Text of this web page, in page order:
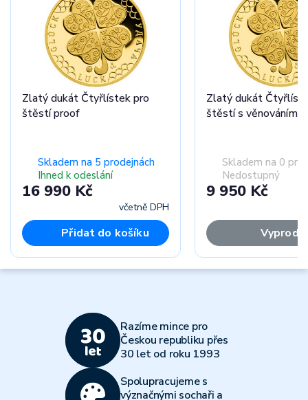
Zlatý dukát Čtyřlístek pro
štěstí proof
Skladem na 5 prodejnách
Ihned k odeslání
16 990 Kč
včetně DPH
Přidat do košíku
Zlatý dukát
štěstí s věnováním
Skladem na 0
Nedostupný
9 950 Kč
Razíme mince pro
Českou republiku přes
30 let od roku 1993
Spolupracujeme s
význačnými sochaři a